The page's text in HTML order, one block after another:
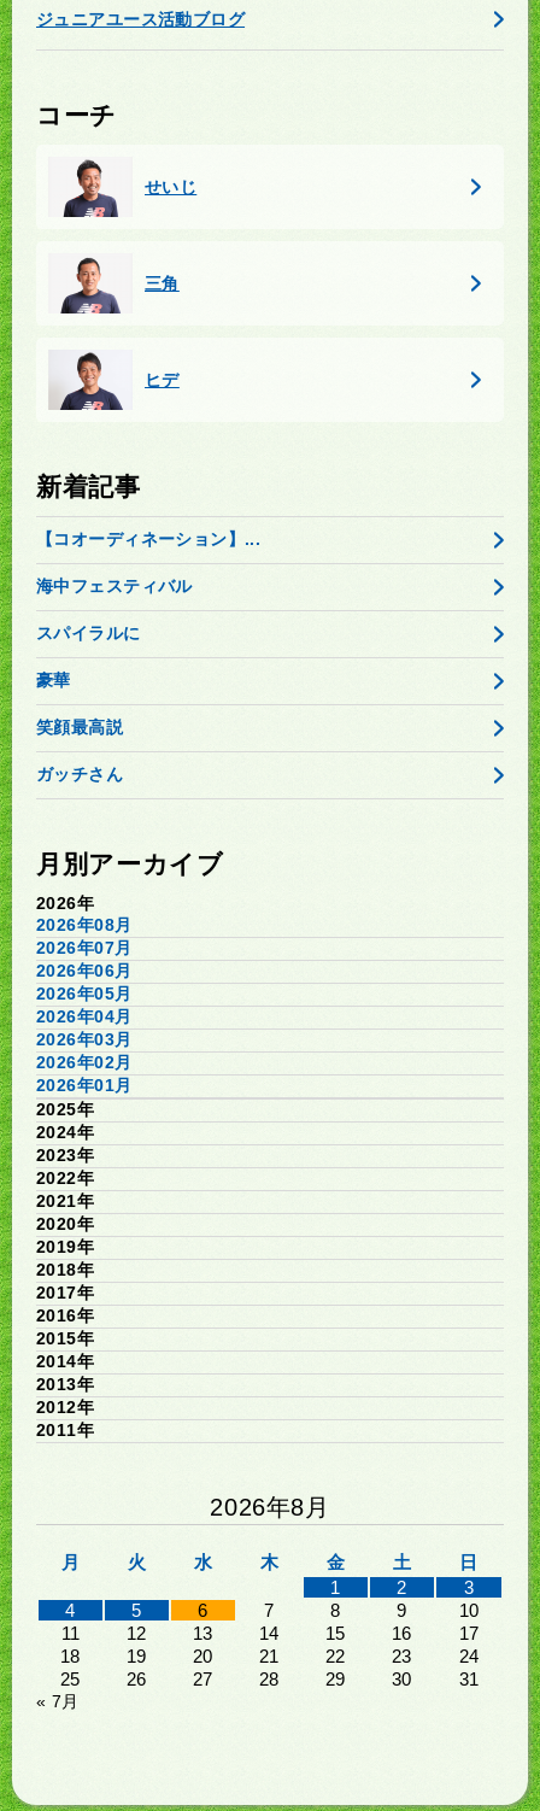
ジュニアユース活動ブログ
コーチ
せいじ
三角
ヒデ
新着記事
【コオーディネーション】...
海中フェスティバル
スパイラルに
豪華
笑顔最高説
ガッチさん
月別アーカイブ
2026年
2026年08月
2026年07月
2026年06月
2026年05月
2026年04月
2026年03月
2026年02月
2026年01月
2025年
2024年
2023年
2022年
2021年
2020年
2019年
2018年
2017年
2016年
2015年
2014年
2013年
2012年
2011年
2026年8月
月 火 水 木 金 土
日
1
2
3
4
5 6 7 8 9
10
11
12 13 14 15 16
17
18
19 20 21 22 23
24
25
26 27 28 29 30 31
« 7月